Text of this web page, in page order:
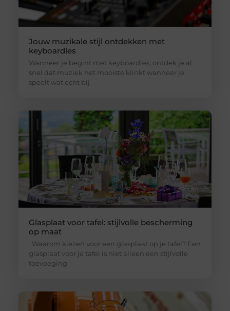
Jouw muzikale stijl ontdekken met
keyboardles
Wanneer je begint met keyboardles, ontdek je al
snel dat muziek het mooiste klinkt wanneer je
speelt wat echt bij
Glasplaat voor tafel: stijlvolle bescherming
op maat
Waarom kiezen voor een glasplaat op je tafel? Een
glasplaat voor je tafel is niet alleen een stijlvolle
toevoeging